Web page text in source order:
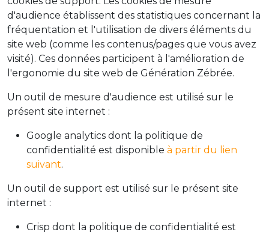
d'audience établissent des statistiques concernant la
fréquentation et l'utilisation de divers éléments du
site web (comme les contenus/pages que vous avez
visité). Ces données participent à l'amélioration de
l'ergonomie du site web de Génération Zébrée.
Un outil de mesure d'audience est utilisé sur le
présent site internet :
Google analytics dont la politique de
confidentialité est disponible à partir du lien
suivant.
Un outil de support est utilisé sur le présent site
internet :
Crisp dont la politique de confidentialité est